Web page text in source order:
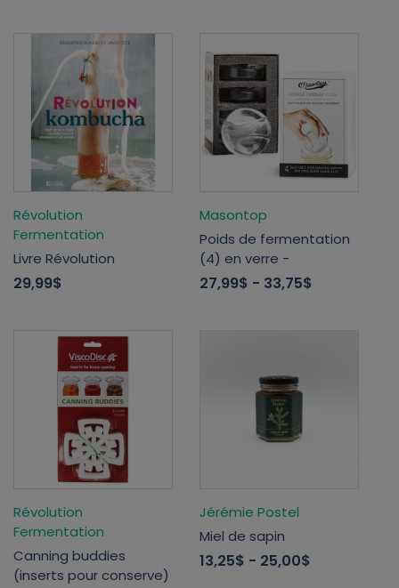
Révolution
Fermentation
Livre Révolution
29,99$
Masontop
Poids de fermentation
(4) en verre -
27,99$ - 33,75$
Révolution
Fermentation
Canning buddies
(inserts pour conserve)
Jérémie Postel
Miel de sapin
13,25$ - 25,00$